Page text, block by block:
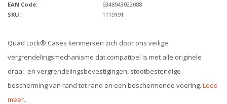
EAN Code:
9348943022088
SKU:
1119191
Quad Lock® Cases kenmerken zich door ons veilige
vergrendelingsmechanisme dat compatibel is met alle originele
draai- en vergrendelingsbevestigingen, stootbestendige
bescherming van rand tot rand en een beschermende voering. Lees
meer..